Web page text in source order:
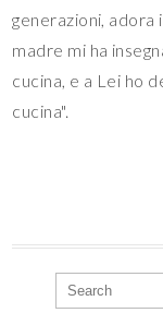
generazioni, adora
madre mi ha
cucina, e a Lei ho
cucina".